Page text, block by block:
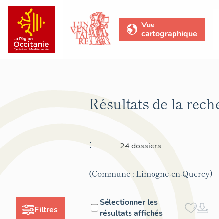
Vue
cartographique
Filtres
Résultats de la
:
24 dossiers
(Commune : Limogne-en-Quercy)
Sélectionner les
résultats affichés